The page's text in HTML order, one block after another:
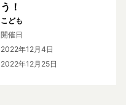
う！
こども
開催日
2022年12月4日
2022年12月25日